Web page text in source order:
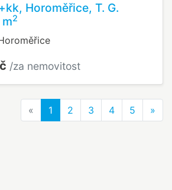
Horoměřice, T. G.
2
/za nemovitost
« Previous
1 2 3 4 5 »